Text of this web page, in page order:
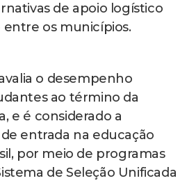
de apoio logístico
os municípios.
o desempenho
ao término da
e é considerado a
entrada na educação
por meio de programas
de Seleção Unificada